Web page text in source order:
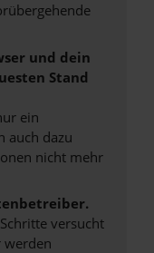
und dein
Stand
ein
auch dazu
nicht mehr
versucht
werden